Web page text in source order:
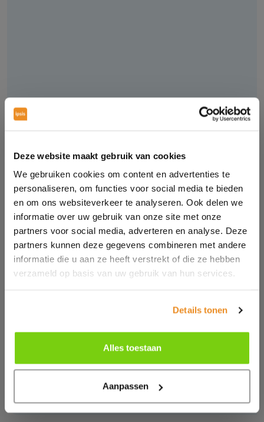
Deze website maakt gebruik van cookies
We gebruiken cookies om content en advertenties te
personaliseren, om functies voor social media te bieden
en om ons websiteverkeer te analyseren. Ook delen we
informatie over uw gebruik van onze site met onze
partners voor social media, adverteren en analyse. Deze
partners kunnen deze gegevens combineren met andere
informatie die u aan ze heeft verstrekt of die ze hebben
verzameld op basis van uw gebruik van hun services.
Details tonen
Alles toestaan
Aanpassen